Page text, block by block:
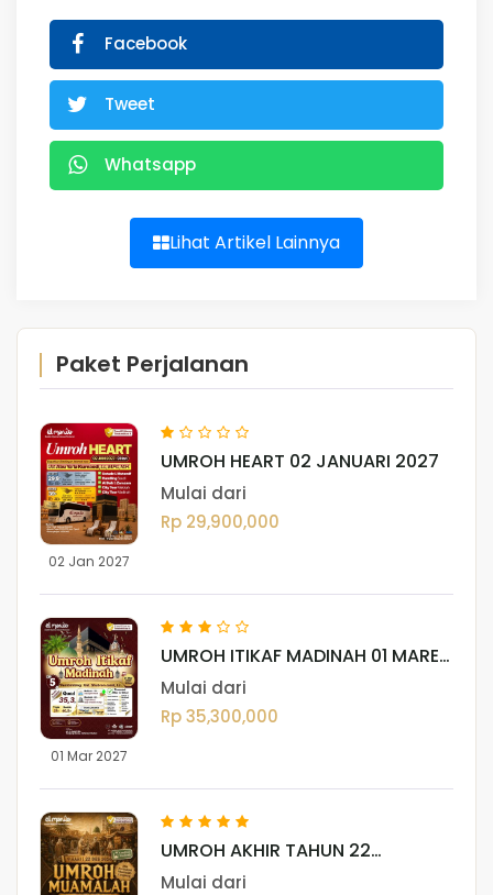
Facebook
Tweet
Whatsapp
Lihat Artikel Lainnya
Paket Perjalanan
02 Jan 2027
UMROH HEART 02 JANUARI 2027
Mulai dari
Rp 29,900,000
01 Mar 2027
UMROH ITIKAF MADINAH 01 MARET
2027 (12 HARI)
Mulai dari
Rp 35,300,000
UMROH AKHIR TAHUN 22
DESEMBER 2026
Mulai dari